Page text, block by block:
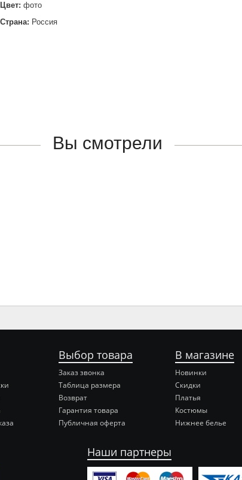
Цвет: фото
Страна: Россия
Вы смотрели
Выбор товара
Заказ звонка
Таблица размера
Возврат
Гарантия товара
Публичная оферта
В магазине
Новинки
Скидки
Платья
Костюмы
Нижнее белье
Наши партнеры